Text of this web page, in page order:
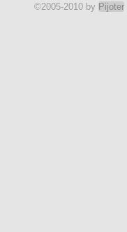
©2005-2010 by Pijoter